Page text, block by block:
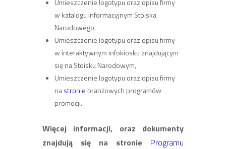
Umieszczenie logotypu oraz opisu firmy
w katalogu informacyjnym Stoiska
Narodowego,
Umieszczenie logotypu oraz opisu firmy
w interaktywnym infokiosku znajdującym
się na Stoisku Narodowym,
Umieszczenie logotypu oraz opisu firmy
nastronie branżowych programów
promocji.
Więcej informacji, oraz dokumenty
znajdują się na stronie Programu